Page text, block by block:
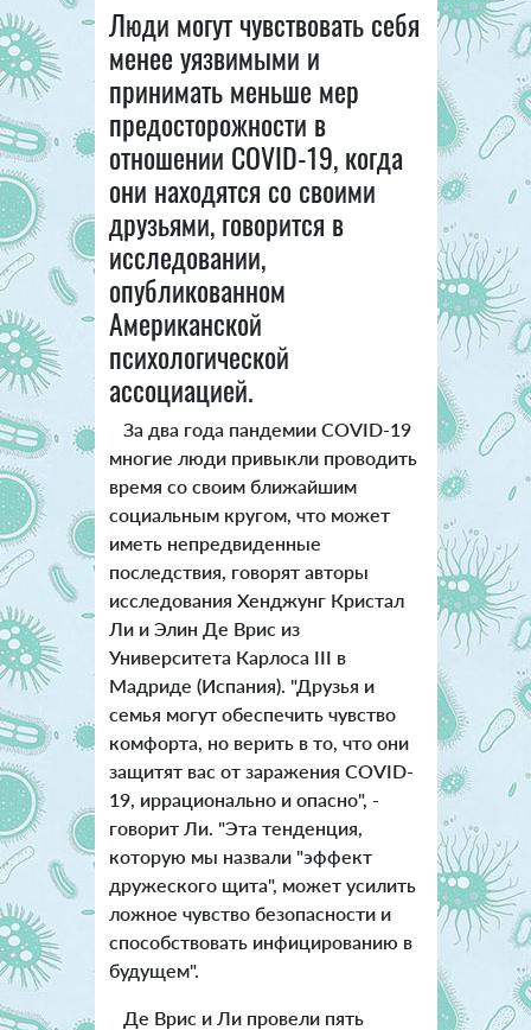
Люди могут чувствовать себя
менее уязвимыми и
принимать меньше мер
предосторожности в
отношении COVID-19, когда
они находятся со своими
друзьями, говорится в
исследовании,
опубликованном
Американской
психологической
ассоциацией.
За два года пандемии COVID-19
многие люди привыкли проводить
время со своим ближайшим
социальным кругом, что может
иметь непредвиденные
последствия, говорят авторы
исследования Хенджунг Кристал
Ли и Элин Де Врис из
Университета Карлоса III в
Мадриде (Испания). "Друзья и
семья могут обеспечить чувство
комфорта, но верить в то, что они
защитят вас от заражения COVID-
19, иррационально и опасно", -
говорит Ли. "Эта тенденция,
которую мы назвали "эффект
дружеского щита", может усилить
ложное чувство безопасности и
способствовать инфицированию в
будущем".
Де Врис и Ли провели пять